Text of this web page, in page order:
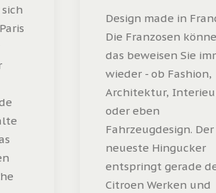
Design made in
Die Franzosen
das beweisen Sie
wieder - ob Fashion,
Architektur,
oder eben
Fahrzeugdesign. Der
neueste Hingucker
entspringt gerade
Citroen Werken und